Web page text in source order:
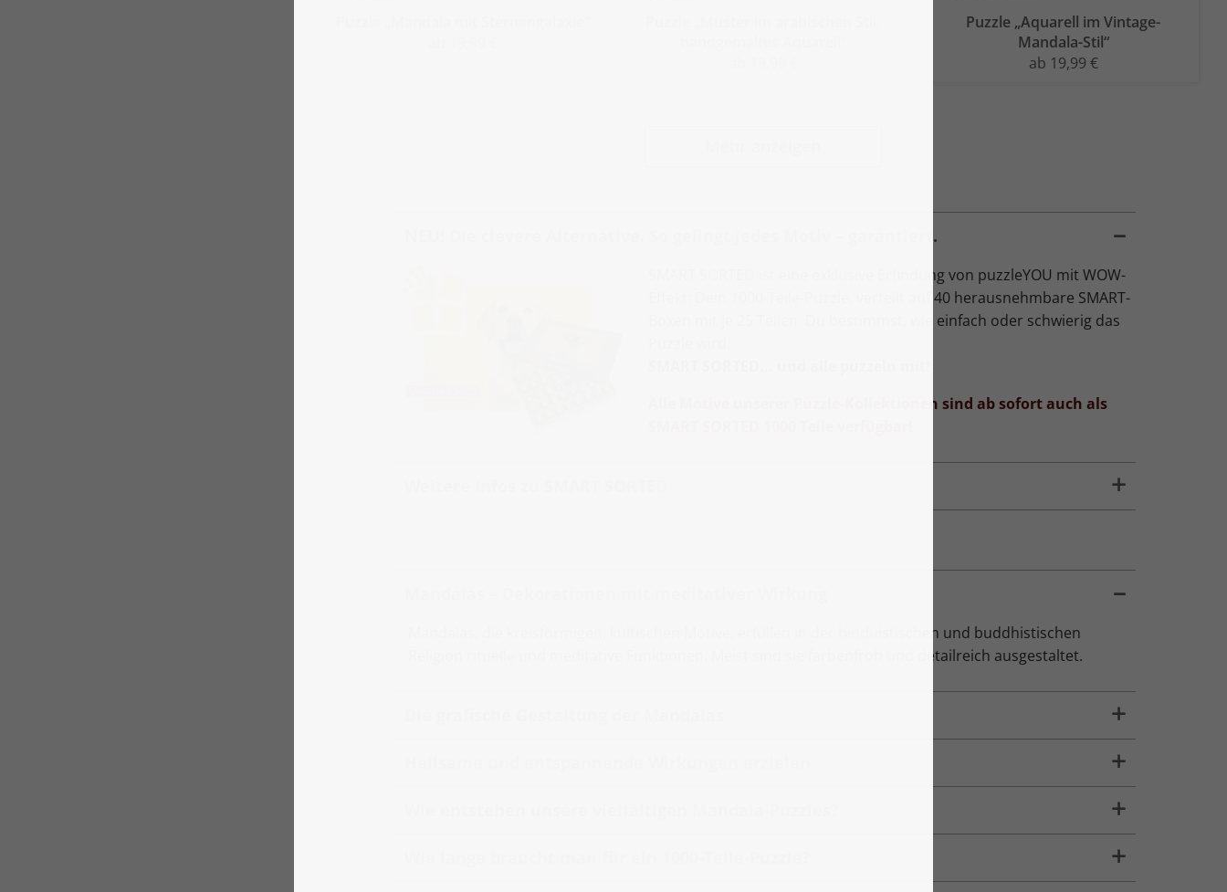
Puzzle „Aquarell im Vintage-
Mandala-Stil“
ab 19,99 €
NEU! Die clevere Alternative. So gelingt jedes Motiv – garantiert.
SMART SORTED ist eine exklusive Erfindung von puzzleYOU mit WOW-
Effekt: Dein 1000-Teile-Puzzle, verteilt auf 40 herausnehmbare SMART-
Boxen mit je 25 Teilen. Du bestimmst, wie einfach oder schwierig das
Alle Motive unserer Puzzle-Kollektionen sind ab sofort auch als
Mandalas, die kreisförmigen, kultischen Motive, erfüllen in der hinduistischen und buddhistischen
Religion rituelle und meditative Funktionen. Meist sind sie farbenfroh und detailreich ausgestaltet.